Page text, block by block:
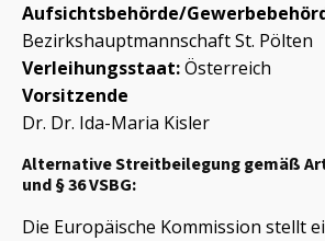
Aufsichtsbehörde/
Bezirkshauptmannschaft St. Pölten
Verleihungsstaat:Österreich
Vorsitzende
Dr. Dr. Ida-Maria Kisler
Alternative Streitbeilegung gemäß Art.
und § 36 VSBG:
Die Europäische Kommission stellt